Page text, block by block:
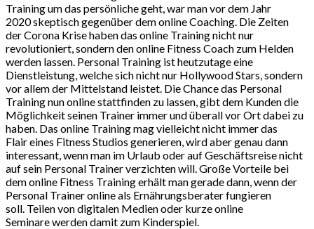
Training um das persönliche geht, war man vor dem Jahr
2020 skeptisch gegenüber dem online Coaching. Die Zeiten
der Corona Krise haben das online Training nicht nur
revolutioniert, sondern den online Fitness Coach zum Helden
werden lassen. Personal Training ist heutzutage eine
Dienstleistung, welche sich nicht nur Hollywood Stars, sondern
vor allem der Mittelstand leistet. Die Chance das Personal
Training nun online stattfinden zu lassen, gibt dem Kunden die
Möglichkeit seinen Trainer immer und überall vor Ort dabei zu
haben. Das online Training mag vielleicht nicht immer das
Flair eines Fitness Studios generieren, wird aber genau dann
interessant, wenn man im Urlaub oder auf Geschäftsreise nicht
auf sein Personal Trainer verzichten will. Große Vorteile bei
dem online Fitness Training erhält man gerade dann, wenn der
Personal Trainer online als Ernährungsberater fungieren
soll. Teilen von digitalen Medien oder kurze online
Seminare werden damit zum Kinderspiel.